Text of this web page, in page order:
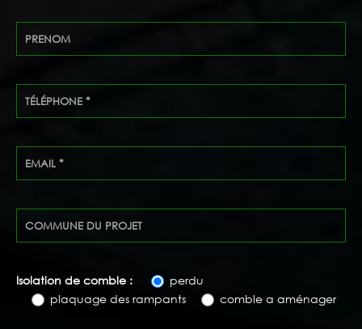
Isolation de comble :
perdu
plaquage des rampants
comble a aménager